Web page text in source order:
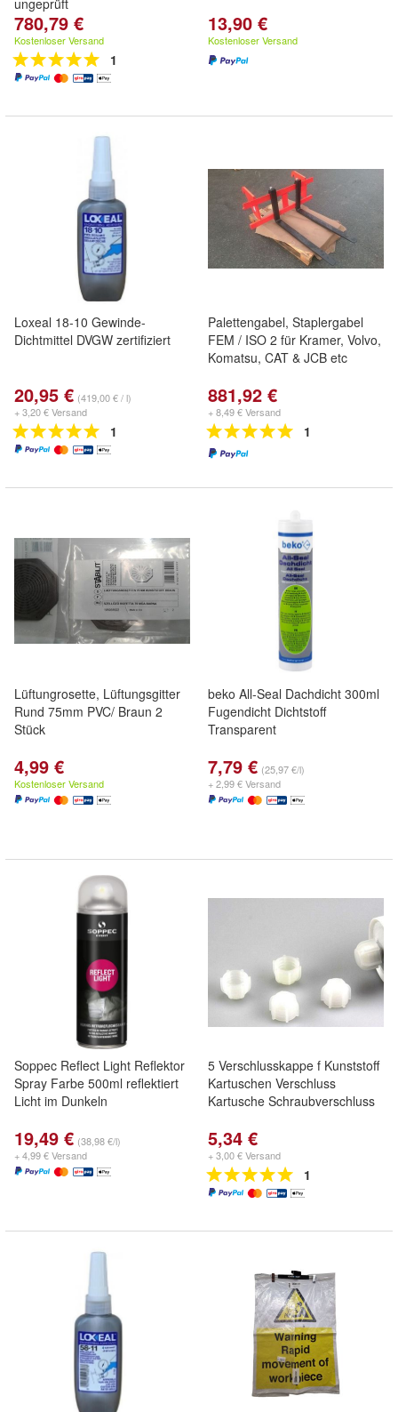
ungeprüft
780,79 €
Kostenloser Versand
1
13,90 €
Kostenloser Versand
Loxeal 18-10 Gewinde-
Dichtmittel DVGW zertifiziert
20,95 € (419,00 € / l)
+ 3,20 € Versand
1
Palettengabel, Staplergabel
FEM / ISO 2 für Kramer, Volvo,
Komatsu, CAT & JCB etc
881,92 €
+ 8,49 € Versand
1
Lüftungrosette, Lüftungsgitter
Rund 75mm PVC/ Braun 2
Stück
4,99 €
Kostenloser Versand
beko All-Seal Dachdicht 300ml
Fugendicht Dichtstoff
Transparent
7,79 € (25,97 €/l)
+ 2,99 € Versand
Soppec Reflect Light Reflektor
Spray Farbe 500ml reflektiert
Licht im Dunkeln
19,49 € (38,98 €/l)
+ 4,99 € Versand
5 Verschlusskappe f Kunststoff
Kartuschen Verschluss
Kartusche Schraubverschluss
5,34 €
+ 3,00 € Versand
1